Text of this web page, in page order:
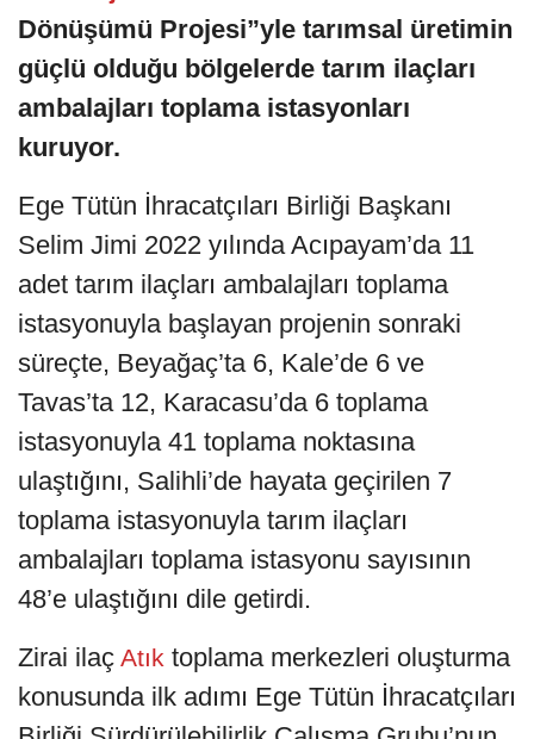
Dönüşümü Projesi”yle tarımsal üretimin
güçlü olduğu bölgelerde tarım ilaçları
ambalajları toplama istasyonları
kuruyor.
Ege Tütün İhracatçıları Birliği Başkanı
Selim Jimi 2022 yılında Acıpayam’da 11
adet tarım ilaçları ambalajları toplama
istasyonuyla başlayan projenin sonraki
süreçte, Beyağaç’ta 6, Kale’de 6 ve
Tavas’ta 12, Karacasu’da 6 toplama
istasyonuyla 41 toplama noktasına
ulaştığını, Salihli’de hayata geçirilen 7
toplama istasyonuyla tarım ilaçları
ambalajları toplama istasyonu sayısının
48’e ulaştığını dile getirdi.
Zirai ilaç Atık toplama merkezleri oluşturma
konusunda ilk adımı Ege Tütün İhracatçıları